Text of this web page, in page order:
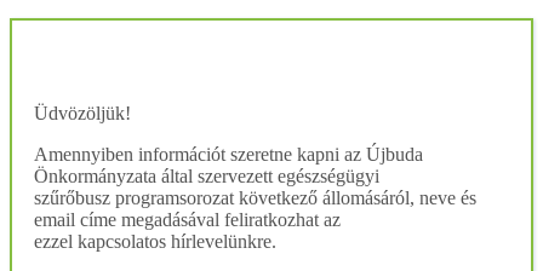
Üdvözöljük!
Amennyiben információt szeretne kapni az Újbuda
Önkormányzata által szervezett egészségügyi
szűrőbusz programsorozat következő állomásáról, neve és
email címe megadásával feliratkozhat az
ezzel kapcsolatos hírlevelünkre.